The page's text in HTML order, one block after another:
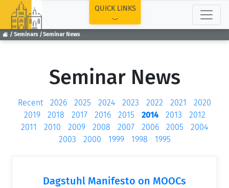
Seminars Seminar News
QUICK LINKS
Seminar News
Recent 2026 2025 2024 2023 2022 2021
2020
2019
2018 2017 2016 2015 2014 2013
2012
2011
2010 2009 2008 2007 2006 2005
2004
2003
2000 1999 1998 1995
Dagstuhl Manifesto on MOOCs